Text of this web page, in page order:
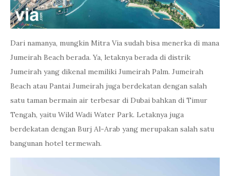
Dari namanya, mungkin Mitra Via sudah bisa menerka di mana
Jumeirah Beach berada. Ya, letaknya berada di distrik
Jumeirah yang dikenal memiliki Jumeirah Palm. Jumeirah
Beach atau Pantai Jumeirah juga berdekatan dengan salah
satu taman bermain air terbesar di Dubai bahkan di Timur
Tengah, yaitu Wild Wadi Water Park. Letaknya juga
berdekatan dengan Burj Al-Arab yang merupakan salah satu
bangunan hotel termewah.